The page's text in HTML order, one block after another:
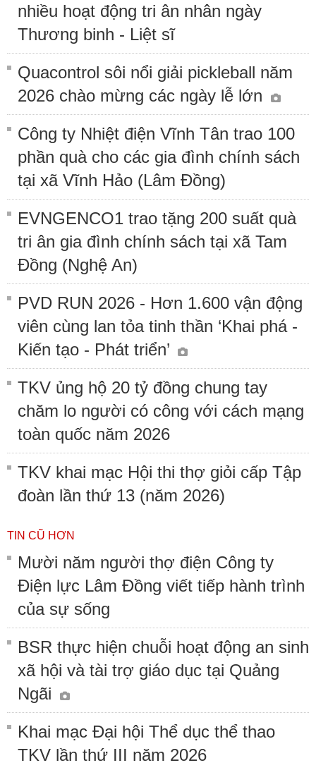
nhiều hoạt động tri ân nhân ngày
Thương binh - Liệt sĩ
Quacontrol sôi nổi giải pickleball năm
2026 chào mừng các ngày lễ lớn
Công ty Nhiệt điện Vĩnh Tân trao 100
phần quà cho các gia đình chính sách
tại xã Vĩnh Hảo (Lâm Đồng)
EVNGENCO1 trao tặng 200 suất quà
tri ân gia đình chính sách tại xã Tam
Đồng (Nghệ An)
PVD RUN 2026 - Hơn 1.600 vận động
viên cùng lan tỏa tinh thần ‘Khai phá -
Kiến tạo - Phát triển’
TKV ủng hộ 20 tỷ đồng chung tay
chăm lo người có công với cách mạng
toàn quốc năm 2026
TKV khai mạc Hội thi thợ giỏi cấp Tập
đoàn lần thứ 13 (năm 2026)
TIN CŨ HƠN
Mười năm người thợ điện Công ty
Điện lực Lâm Đồng viết tiếp hành trình
của sự sống
BSR thực hiện chuỗi hoạt động an sinh
xã hội và tài trợ giáo dục tại Quảng
Ngãi
Khai mạc Đại hội Thể dục thể thao
TKV lần thứ III năm 2026